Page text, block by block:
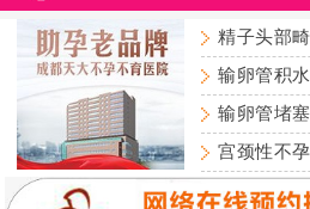
精子头部
输卵管积
输卵管堵
宫颈性不